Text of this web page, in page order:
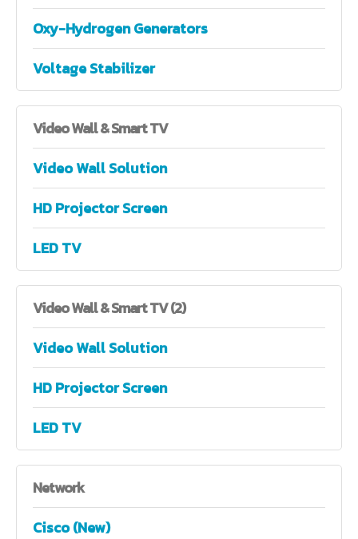
Oxy-Hydrogen Generators
Voltage Stabilizer
VideoWall & Smart TV
Video Wall Solution
HD Projector Screen
LED TV
VideoWall & Smart TV (2)
Video Wall Solution
HD Projector Screen
LED TV
Network
Cisco (New)